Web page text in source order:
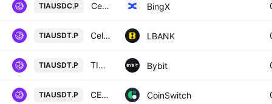
TIAUSDC.P Celestia/USD Coin Perpetual Contract BingX
TIAUSDT.P Celestia / Tether USD PERPETUAL CONTRACT LBANK
TIAUSDT.P TIAUSDT Perpetual Contract Bybit
TIAUSDT.P CELESTIA/USD TETHER PERPETUAL SWAP CONTRACT CoinSwitch